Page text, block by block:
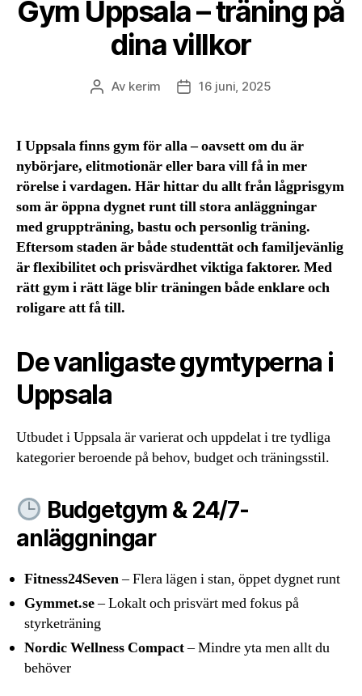
Gym Uppsala – träning på
dina villkor
Inläggsförfattare
Av kerim Inläggsdatum
16 juni, 2025
I Uppsala finns gym för alla – oavsett om du är
nybörjare, elitmotionär eller bara vill få in mer
rörelse i vardagen. Här hittar du allt från lågprisgym
som är öppna dygnet runt till stora anläggningar
med gruppträning, bastu och personlig träning.
Eftersom staden är både studenttät och familjevänlig
är flexibilitet och prisvärdhet viktiga faktorer. Med
rätt gym i rätt läge blir träningen både enklare och
roligare att få till.
De vanligaste gymtyperna i
Uppsala
Utbudet i Uppsala är varierat och uppdelat i tre tydliga
kategorier beroende på behov, budget och träningsstil.
Budgetgym & 24/7-
anläggningar
Fitness24Seven– Flera lägen i stan, öppet dygnet runt
Gymmet.se– Lokalt och prisvärt med fokus på
styrketräning
Nordic Wellness Compact– Mindre yta men allt du
behöver